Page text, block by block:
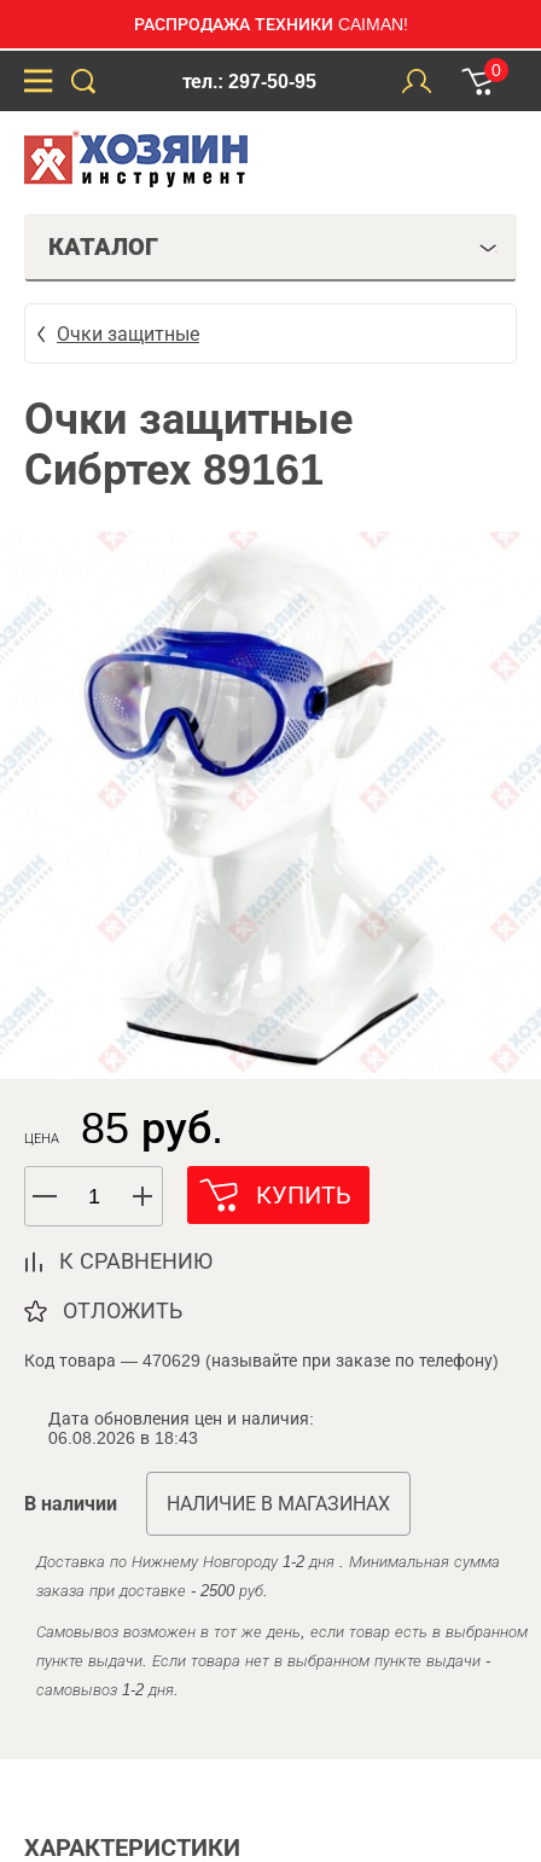
РАСПРОДАЖА ТЕХНИКИ CAIMAN!
тел.: 297-50-95
0
КАТАЛОГ
Очки защитные
Очки защитные
Сибртех 89161
ЦЕНА 85 руб.
КУПИТЬ
К СРАВНЕНИЮ
ОТЛОЖИТЬ
Код товара — 470629 (называйте при заказе по телефону)
Дата обновления цен и наличия:
06.08.2026 в 18:43
В наличии НАЛИЧИЕ В МАГАЗИНАХ
Доставка по Нижнему Новгороду 1-2 дня . Минимальная сумма
заказа при доставке - 2500 руб.
Самовывоз возможен в тот же день, если товар есть в выбранном
пункте выдачи. Если товара нет в выбранном пункте выдачи -
самовывоз 1-2 дня.
ХАРАКТЕРИСТИКИ